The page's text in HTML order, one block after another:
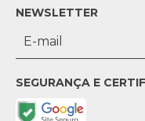
NEWSLETTER
SEGURANÇA E